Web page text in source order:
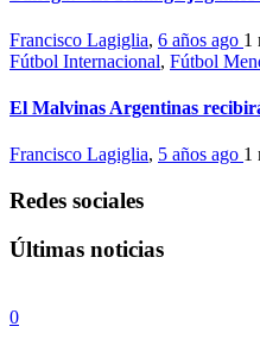
Francisco Lagiglia, 6 años ago 1
Fútbol Internacional, Fútbol
El Malvinas Argentinas
Francisco Lagiglia, 5 años ago 1
Redes sociales
Últimas noticias
0